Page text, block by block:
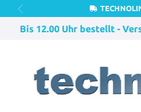
Zum Hauptinhalt springen
Bis 12.00 Uhr bestellt -